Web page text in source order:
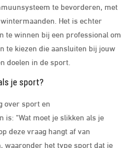
te bevorderen, met
Het is echter
te winnen bij een professional om
te kiezen die aansluiten bij jouw
doelen in de sport.
je sport?
over sport en
is: “Wat moet je slikken als je
deze vraag hangt af van
waaronder het type sport dat je